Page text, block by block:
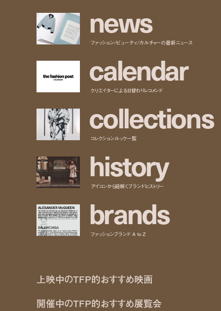
news
ファッション/ビューティ/カルチャーの最新ニュース
calendar
クリエイターによる日替わりレコメンド
collections
コレクションルック一覧
history
アイコンから紐解くブランドヒストリー
brands
ファッションブランド A to Z
上映中のTFP的おすすめ映画
開催中のTFP的おすすめ展覧会